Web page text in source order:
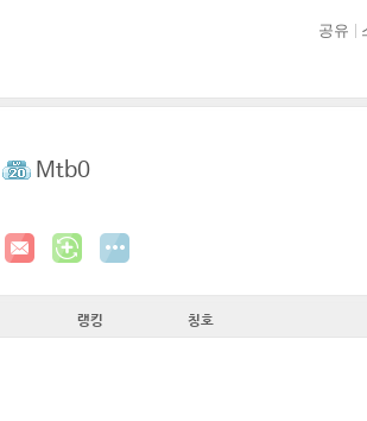
공유
Mtb0
랭킹 칭호